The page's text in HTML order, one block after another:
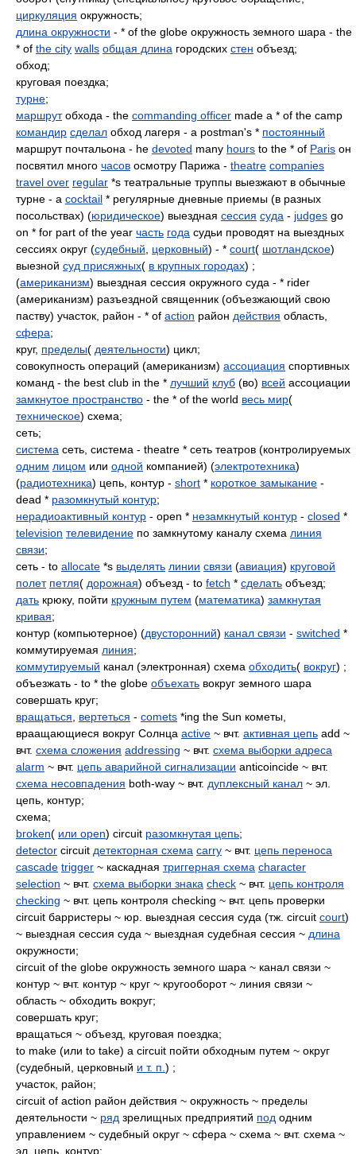
циркуляция окружность;
длина окружности - * of the globe окружность земного шара - the
* of the city walls общая длина городских стен объезд;
обход;
круговая поездка;
турне;
маршрутобхода - the commanding officer made a * of the camp
командир сделал обход лагеря - a postman's * постоянный
маршрут почтальона - he devoted many hours to the * of Paris он
посвятил много часов осмотру Парижа - theatre companies
travel over regular *s театральные труппы выезжают в обычные
турне - a cocktail * регулярные дневные приемы (в разных
посольствах) (юридическое) выездная сессия суда - judges go
on * for part of the year часть года судьи проводят на выездных
сессиях округ (судебный церковный) - * court( шотландское)
выезной суд присяжных( в крупных городах) ;
(американизм) выездная сессия окружного суда - * rider
(американизм) разъездной священник (объезжающий свою
паству) участок, район - * of action район действия область,
сфера;
круг, пределы( деятельности) цикл;
совокупность операций (американизм) ассоциация спортивных
команд - the best club in the * лучший клуб (во) всей ассоциации
замкнутое пространство - the * of the world весь мир(
техническое) схема;
сеть;
система сеть, система - theatre * сеть театров (контролируемых
одним лицом или одной компанией) (электротехника)
(радиотехника) цепь, контур - short * короткое замыкание -
dead * разомкнутый контур;
нерадиоактивный контур - open * незамкнутый контур - closed *
television телевидение по замкнутому каналу схема линия
связи;
сеть - to allocate *s выделять линии связи (авиация) круговой
полет петля( дорожная) объезд - to fetch * сделать объезд;
дать крюку, пойти кружным путем (математика) замкнутая
кривая;
контур (компьютерное) (двусторонний) канал связи - switched *
коммутируемая линия;
коммутируемый канал (электронная) схема обходить( вокруг) ;
объезжать - to * the globe объехать вокруг земного шара
совершать круг;
вращаться
вертеться - comets *ing the Sun кометы,
враащающиеся вокруг Солнца active ~ вчт. активная цепь add ~
вчт. схема сложения addressing ~ вчт. схема выборки адреса
alarm ~ вчт. цепь аварийной сигнализации anticoincide ~ вчт.
схема несовпадения both-way ~ вчт. дуплексный канал ~ эл.
цепь, контур;
схема;
broken( или open) circuit разомкнутая цепь;
detector circuit детекторная схема carry ~ вчт. цепь переноса
cascade trigger ~ каскадная триггерная схема character
selection ~ вчт. схема выборки знака check ~ вчт. цепь контроля
checking ~ вчт. цепь контроля checking ~ вчт. цепь проверки
circuit барристеры ~ юр. выездная сессия суда (тж. circuit court)
~ выездная сессия суда ~ выездная судебная сессия ~ длина
окружности;
circuit of the globe окружность земного шара ~ канал связи ~
контур ~ вчт. контур ~ круг ~ кругооборот ~ линия связи ~
область ~ обходить вокруг;
совершать круг;
вращаться ~ объезд, круговая поездка;
to make (или to take) a circuit пойти обходным путем ~ округ
(судебный, церковный и т. п. ) ;
участок, район;
circuit of action район действия ~ окружность ~ пределы
деятельности ~ ряд зрелищных предприятий под одним
управлением ~ судебный округ ~ сфера ~ схема ~ вчт. схема ~
эл. цепь, контур;